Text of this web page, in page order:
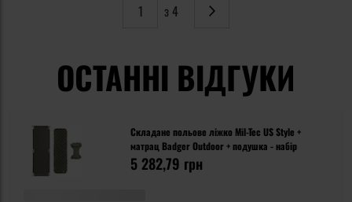
з 4
Сторінка
Наступне
ОСТАННІ ВІДГУКИ
Складане польове ліжко Mil-Tec US Style +
матрац Badger Outdoor + подушка - набір
5 282,79 грн